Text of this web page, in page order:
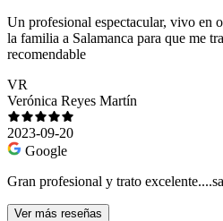
Un profesional espectacular, vivo en
la familia a Salamanca para que me
recomendable
VR
Verónica Reyes Martín
2023-09-20
Google
Gran profesional y trato
Ver más reseñas